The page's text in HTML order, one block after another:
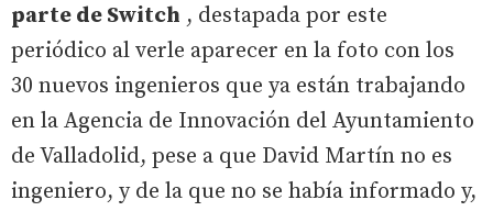
parte de Switch , destapada por este
periódico al verle aparecer en la foto con los
30 nuevos ingenieros que ya están trabajando
en la Agencia de Innovación del Ayuntamiento
de Valladolid, pese a que David Martín no es
ingeniero, y de la que no se había informado y,